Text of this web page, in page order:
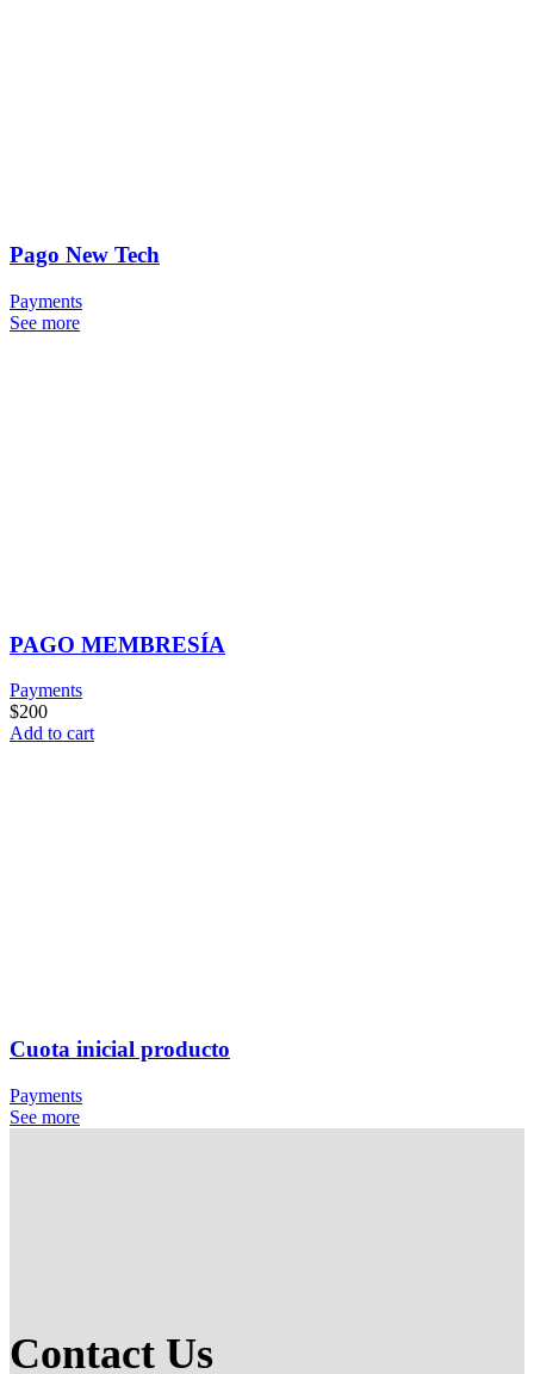
Pago New Tech
Payments
See more
PAGO MEMBRESÍA
Payments
$200
Add to cart
Cuota inicial producto
Payments
See more
Contact Us